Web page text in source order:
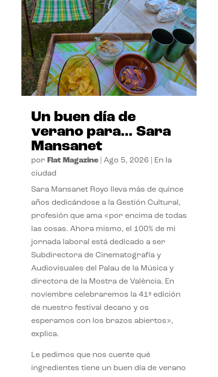
Un buen día de
verano para… Sara
Mansanet
por Flat Magazine| Ago 5, 2026
En la
ciudad
Sara Mansanet Royo lleva más de quince
años dedicándose a la Gestión Cultural,
profesión que ama «por encima de todas
las cosas. Ahora mismo, el 100% de mi
jornada laboral está dedicado a ser
Subdirectora de Cinematografía y
Audiovisuales del Palau de la Música y
directora de la Mostra de València. En
noviembre celebraremos la 41ª edición
de nuestro festival decano y os
esperamos con los brazos abiertos»,
explica.
Le pedimos que nos cuente qué
ingredientes tiene un buen día de verano